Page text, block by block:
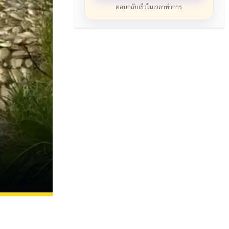
ตอบกลับเร็วในเวลาทำการ